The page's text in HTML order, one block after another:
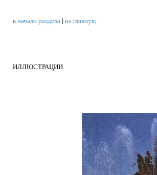
в начало раздела| на главную
ИЛЛЮСТРАЦИИ